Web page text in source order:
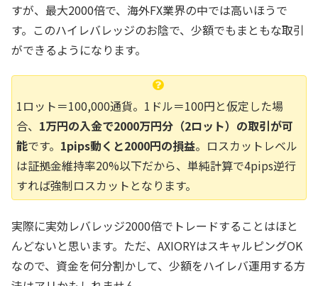
すが、最大2000倍で、海外FX業界の中では高いほうで
す。このハイレバレッジのお陰で、少額でもまともな取引
ができるようになります。
1ロット＝100,000通貨。1ドル＝100円と仮定した場
合、 1万円の入金で2000万円分（2ロット）の取引が可
能です。 1pips動くと2000円の損益。ロスカットレベル
は証拠金維持率20%以下だから、単純計算で4pips逆行
すれば強制ロスカットとなります。
実際に実効レバレッジ2000倍でトレードすることはほと
んどないと思います。ただ、AXIORYはスキャルピングOK
なので、資金を何分割かして、少額をハイレバ運用する方